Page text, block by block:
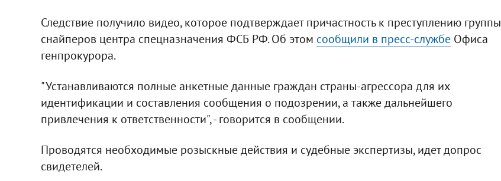
Следствие получило видео, которое подтверждает причастность к преступлению группы
снайперов центра спецназначения ФСБ РФ. Об этом сообщили в пресс-службеОфиса
генпрокурора.
"Устанавливаются полные анкетные данные граждан страны-агрессора для их
идентификации и составления сообщения о подозрении, а также дальнейшего
привлечения к ответственности", - говорится в сообщении.
Проводятся необходимые розыскные действия и судебные экспертизы, идет допрос
свидетелей.